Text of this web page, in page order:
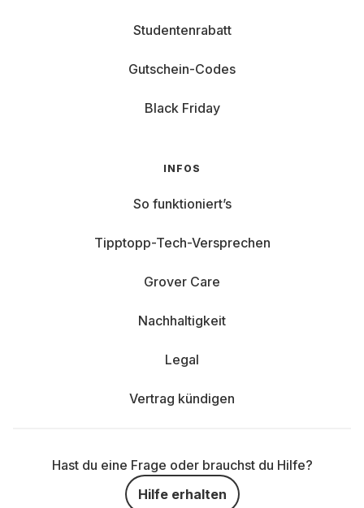
Studentenrabatt
Gutschein-Codes
Black Friday
INFOS
So funktioniert’s
Tipptopp-Tech-Versprechen
Grover Care
Nachhaltigkeit
Legal
Vertrag kündigen
Hast du eine Frage oder brauchst du Hilfe?
Hilfe erhalten